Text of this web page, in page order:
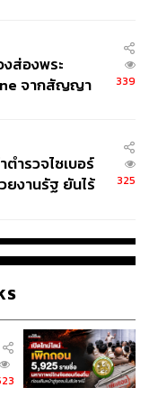
ส่องพระ
จากสัญญา
นด์
339
ตำรวจไซเบอร์
ยงานรัฐ ยันไร้
325